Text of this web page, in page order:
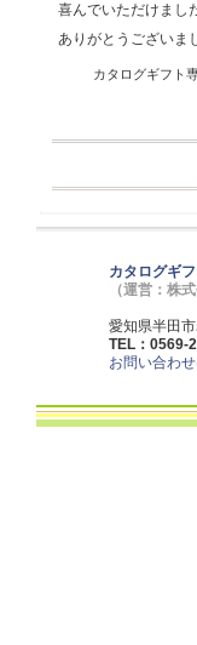
喜んでいただけまし
ありがとうございま
カタログギフト
カタログギ
（運営：株
愛知県半田
TEL：0569-
お問い合わ